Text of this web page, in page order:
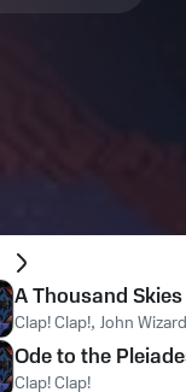
A Thousand Skies
Clap! Clap!, John
Ode to the
Clap! Clap!